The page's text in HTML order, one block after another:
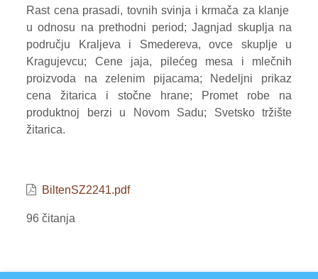
ŽITARICE
ŽIVA STOKA
BILTENI
REPORTERI
Rast cena prasadi, tovnih svinja i krmača za klanje
u odnosu na prethodni period; Jagnjad skuplja na
području Kraljeva i Smedereva, ovce skuplje u
Kragujevcu; Cene jaja, pilećeg mesa i mlečnih
proizvoda na zelenim pijacama; Nedeljni prikaz
cena žitarica i stočne hrane; Promet robe na
produktnoj berzi u Novom Sadu; Svetsko tržište
žitarica.
BiltenSZ2241.pdf
96 čitanja